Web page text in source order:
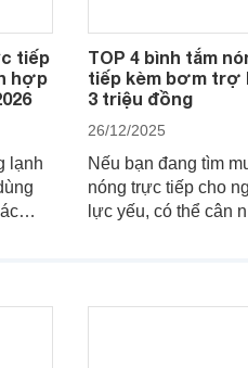
tiếp
hợp
lạnh
dụng
TOP 4 bình tắm
tiếp kèm bơm
3 triệu đồng
26/12/2025
Nếu bạn đang tìm
nóng trực tiếp cho
lực yếu, có thể cân